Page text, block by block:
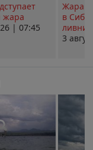
жара
| 07:45
Жара в
в
ливни
3